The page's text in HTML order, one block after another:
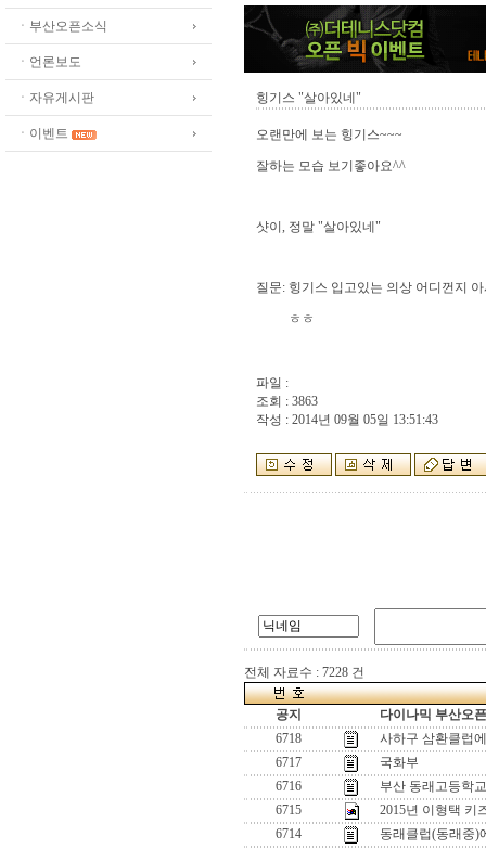
ㆍ부산오픈소식
ㆍ언론보도
ㆍ자유게시판
ㆍ이벤트
힝기스 "살아있네"
오랜만에 보는 힝기스~~~
잘하는 모습 보기좋아요^^
샷이, 정말 "살아있네"
질문: 힝기스 입고있는 의상 어디껀지 아
ㅎㅎ
파일 :
조회 : 3863
작성 : 2014년 09월 05일 13:51:43
전체 자료수 : 7228 건
공지
다이나믹 부산오
6718
사하구 삼환클럽
6717
국화부
6716
부산 동래고등학
6715
2015년 이형택 키
6714
동래클럽(동래중)